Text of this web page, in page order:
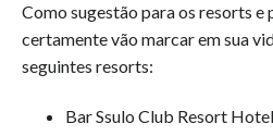
Como sugestão para os resorts e
certamente vão marcar em sua
seguintes resorts:
Bar Ssulo Club Resort Hotel